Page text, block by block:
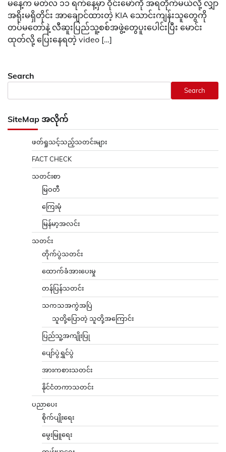
မနေ့က မတ်လ ၁၁ ရက်နေ့မှာ ဝိုင်းမော်ကို အရတိုက်မယ်လို့ လျှာ
အရိုးမရှိတိုင်း အာချောင်ထားတဲ့ KIA သောင်းကျန်းသူတွေကို
တပ်မတော်နဲ့ လီဆူးပြည်သူ့စစ်အဖွဲ့တွေပူးပေါင်းပြီး မောင်း
ထုတ်လို့ ပြေးနေရတဲ့ video […]
Search
Search
SiteMap အလိုက်
ဖတ်ရှုသင့်သည့်သတင်းများ
FACT CHECK
သတင်းစာ
မြဝတီ
ကြေးမုံ
မြန်မာ့အလင်း
သတင်း
တိုက်ပွဲသတင်း
ထောက်ခံအားပေးမှု
တန်ပြန်သတင်း
သကသအကွဲအပြဲ
သူတို့ပြောတဲ့ သူတို့အကြောင်း
ပြည်သူ့အကျိုးပြု
ပျော်ပွဲရွှင်ပွဲ
အားကစားသတင်း
နိုင်ငံတကာသတင်း
ပညာပေး
စိုက်ပျိုးရေး
မွေးမြူရေး